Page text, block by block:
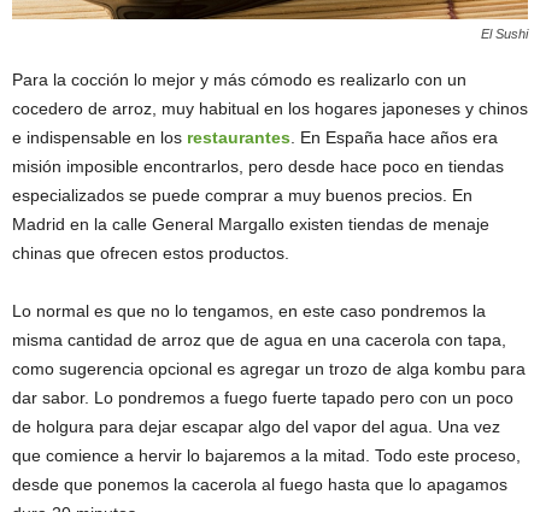
El Sushi
Para la cocción lo mejor y más cómodo es realizarlo con un
cocedero de arroz, muy habitual en los hogares japoneses y chinos
e indispensable en los restaurantes . En España hace años era
misión imposible encontrarlos, pero desde hace poco en tiendas
especializados se puede comprar a muy buenos precios. En
Madrid en la calle General Margallo existen tiendas de menaje
chinas que ofrecen estos productos.
Lo normal es que no lo tengamos, en este caso pondremos la
misma cantidad de arroz que de agua en una cacerola con tapa,
como sugerencia opcional es agregar un trozo de alga kombu para
dar sabor. Lo pondremos a fuego fuerte tapado pero con un poco
de holgura para dejar escapar algo del vapor del agua. Una vez
que comience a hervir lo bajaremos a la mitad. Todo este proceso,
desde que ponemos la cacerola al fuego hasta que lo apagamos